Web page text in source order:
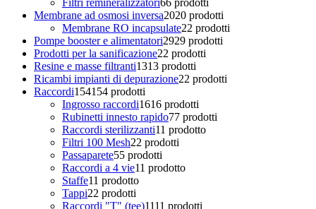
Filtri remineralizzatori66 prodotti
Membrane ad osmosi inversa2020 prodotti
Membrane RO incapsulate22 prodotti
Pompe booster e alimentatori2929 prodotti
Prodotti per la sanificazione22 prodotti
Resine e masse filtranti1313 prodotti
Ricambi impianti di depurazione22 prodotti
Raccordi154154 prodotti
Ingrosso raccordi1616 prodotti
Rubinetti innesto rapido77 prodotti
Raccordi sterilizzanti11 prodotto
Filtri 100 Mesh22 prodotti
Passaparete55 prodotti
Raccordi a 4 vie11 prodotto
Staffe11 prodotto
Tappi22 prodotti
Raccordi "T" (tee)1111 prodotti